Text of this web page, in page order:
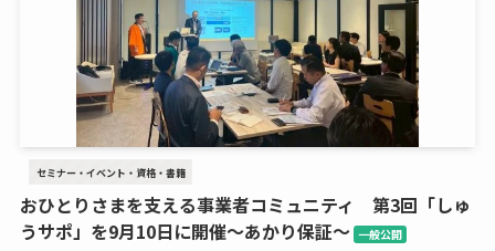
セミナー・イベント・資格・書籍
おひとりさまを支える事業者コミュニティ 第3回「しゅ
うサポ」を9月10日に開催～あかり保証～ 一般公開